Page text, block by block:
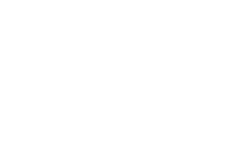
านหลักฐานข้อเท็จจริงว่า มีมูล